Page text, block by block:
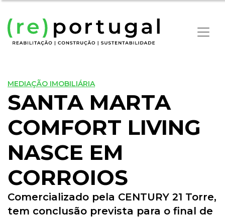
MEDIAÇÃO IMOBILIÁRIA
SANTA MARTA
COMFORT LIVING
NASCE EM
CORROIOS
Comercializado pela CENTURY 21 Torre,
tem conclusão prevista para o final de